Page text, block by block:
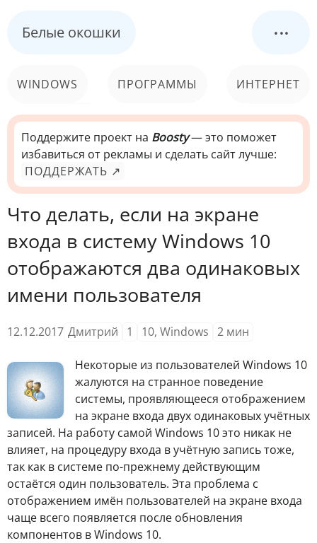
Белые окошки ...
WINDOWS ПРОГРАММЫ ИНТЕРНЕТ
КОМПЬЮТЕР
СИСТЕМА
Поддержите проект на Boosty— это поможет
избавиться от рекламы и сделать сайт лучше:
ПОДДЕРЖАТЬ ↗
Что делать, если на экране
входа в систему Windows 10
отображаются два одинаковых
имени пользователя
12.12.2017 Дмитрий 1 10, Windows 2 мин
Некоторые из пользователей Windows 10
жалуются на странное поведение
системы, проявляющееся отображением
на экране входа двух одинаковых учётных
записей. На работу самой Windows 10 это никак не
влияет, на процедуру входа в учётную запись тоже,
так как в системе по-прежнему действующим
остаётся один пользователь. Эта проблема с
отображением имён пользователей на экране входа
чаще всего появляется после обновления
компонентов в Windows 10.